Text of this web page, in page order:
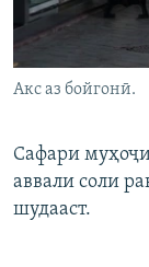
Акс аз бойгонӣ.
Сафари
аввали соли
шудааст.